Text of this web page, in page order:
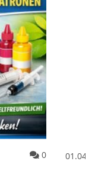
Kommentare
0